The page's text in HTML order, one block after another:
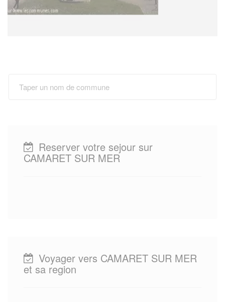
Reserver votre sejour sur
CAMARET SUR MER
Voyager vers CAMARET SUR MER
et sa region